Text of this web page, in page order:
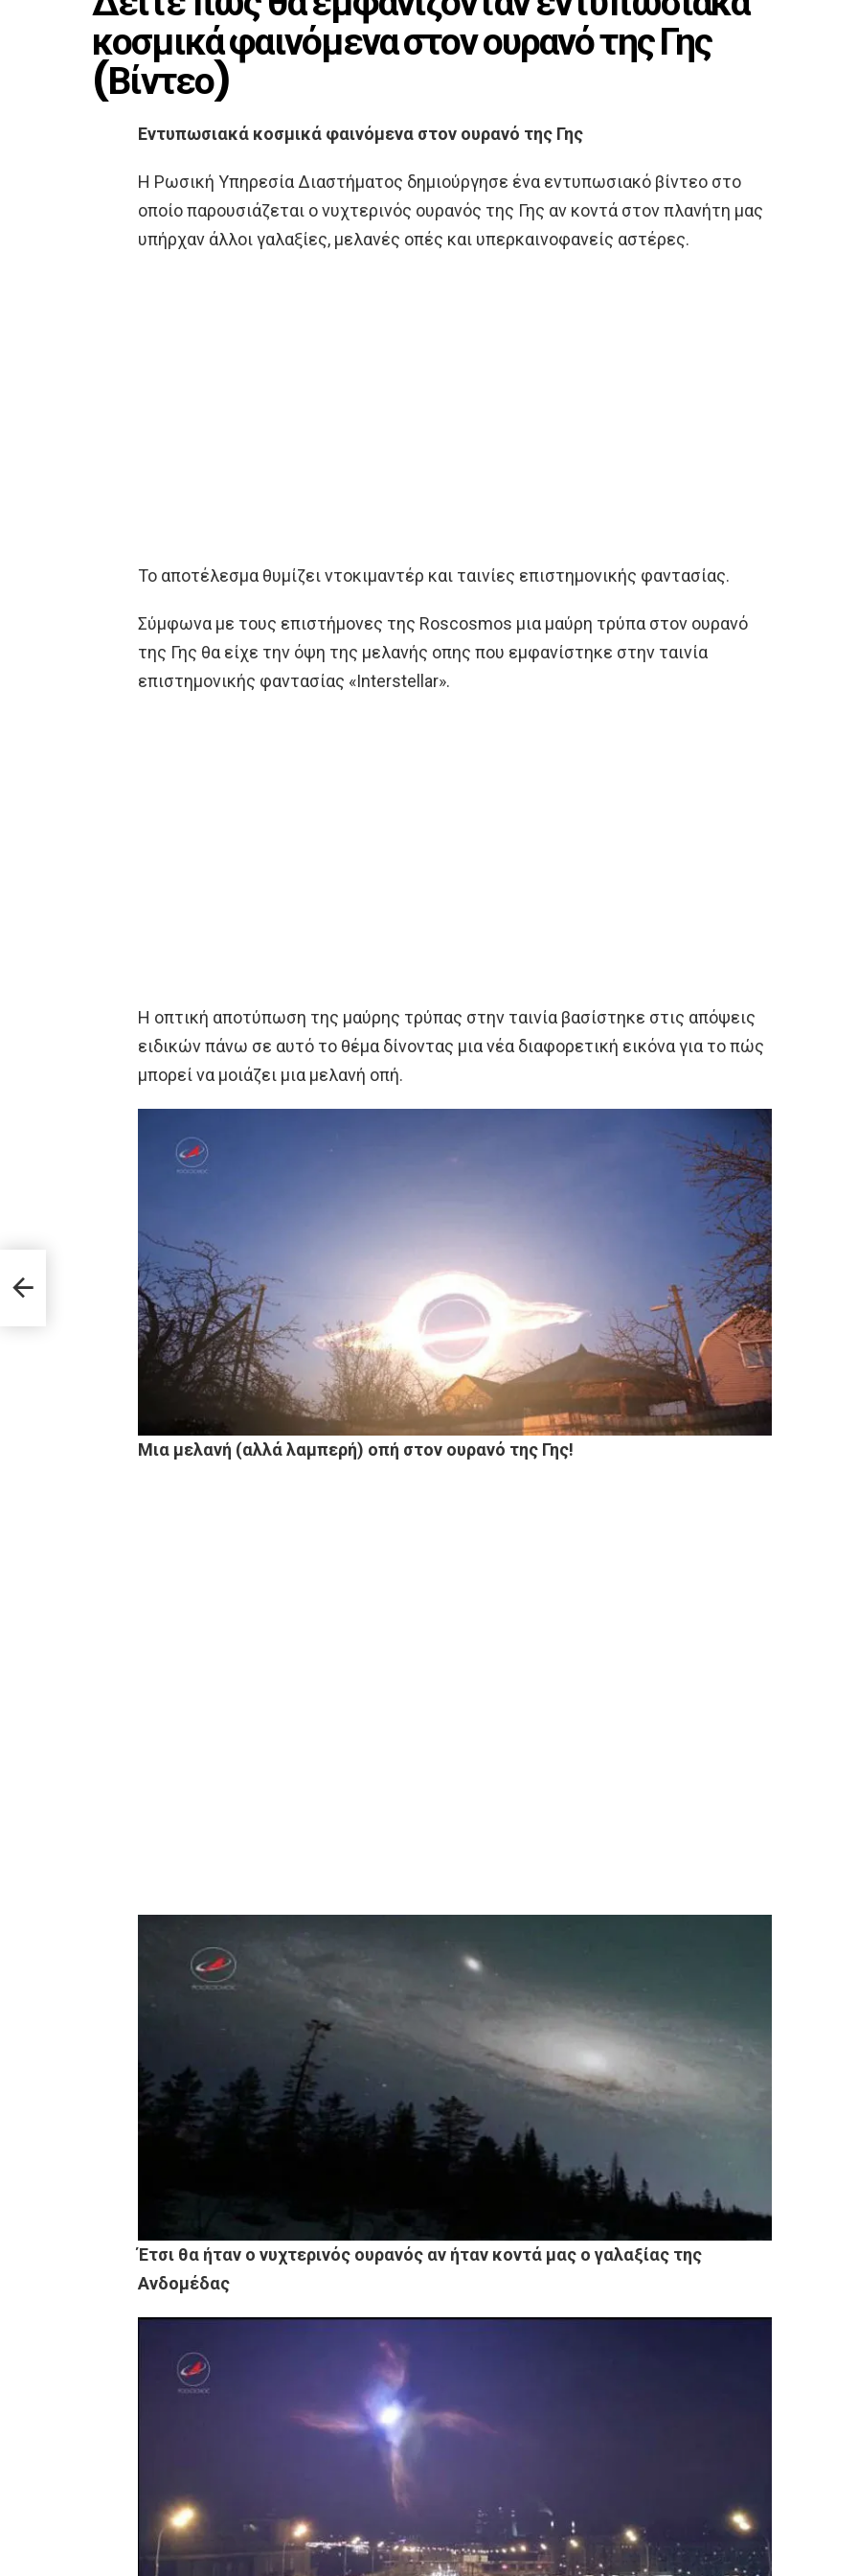
κοσμικά φαινόμενα στον ουρανό της Γης
(Βίντεο)
Εντυπωσιακά κοσμικά φαινόμενα στον ουρανό της Γης
Η Ρωσική Υπηρεσία Διαστήματος δημιούργησε ένα εντυπωσιακό βίντεο στο
οποίο παρουσιάζεται ο νυχτερινός ουρανός της Γης αν κοντά στον πλανήτη μας
υπήρχαν άλλοι γαλαξίες, μελανές οπές και υπερκαινοφανείς αστέρες.
Το αποτέλεσμα θυμίζει ντοκιμαντέρ και ταινίες επιστημονικής φαντασίας.
Σύμφωνα με τους επιστήμονες της Roscosmos μια μαύρη τρύπα στον ουρανό
της Γης θα είχε την όψη της μελανής οπης που εμφανίστηκε στην ταινία
επιστημονικής φαντασίας «Interstellar».
Η οπτική αποτύπωση της μαύρης τρύπας στην ταινία βασίστηκε στις απόψεις
ειδικών πάνω σε αυτό το θέμα δίνοντας μια νέα διαφορετική εικόνα για το πώς
μπορεί να μοιάζει μια μελανή οπή.
Μια μελανή (αλλά λαμπερή) οπή στον ουρανό της Γης!
Έτσι θα ήταν ο νυχτερινός ουρανός αν ήταν κοντά μας ο γαλαξίας της
Ανδομέδας